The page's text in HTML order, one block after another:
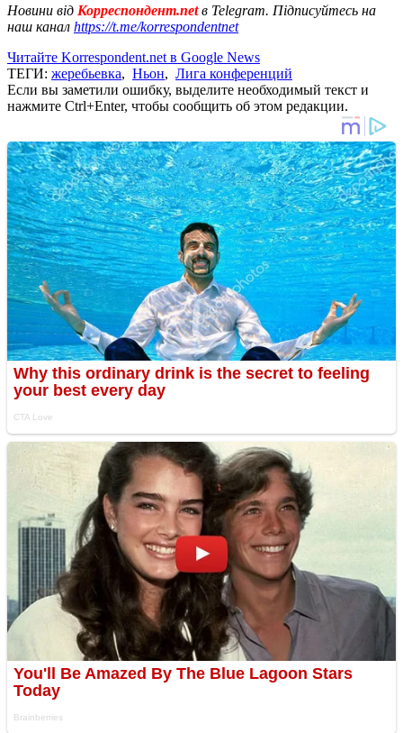
Новини від Корреспондент.netв Telegram. Підписуйтесь на
наш канал https://t.me/korrespondentnet
Читайте Korrespondent.net в Google News
ТЕГИ: жеребьевка, Ньон, Лига конференций
Если вы заметили ошибку, выделите необходимый текст и
нажмите Ctrl+Enter, чтобы сообщить об этом редакции.